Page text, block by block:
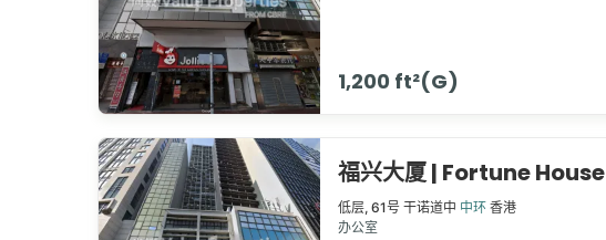
1,200 ft²(G)
福兴大厦 | Fortune House
低层, 61号 干诺道中 中环 香港
办公室